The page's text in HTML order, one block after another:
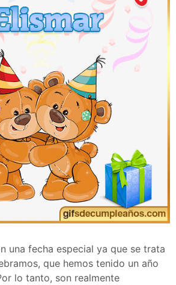
una fecha especial ya que se trata
que hemos tenido un año
lo tanto, son realmente